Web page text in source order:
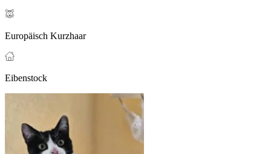
Europäisch Kurzhaar
Eibenstock